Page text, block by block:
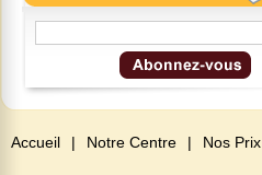
Accueil | Notre Centre | Nos Prix